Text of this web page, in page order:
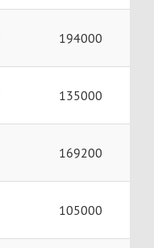
194000
135000
169200
105000